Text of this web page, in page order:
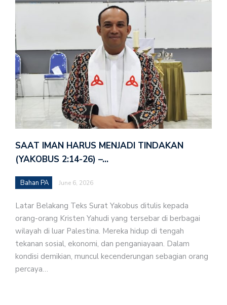
SAAT IMAN HARUS MENJADI TINDAKAN
(YAKOBUS 2:14-26) –…
Bahan PA June 6, 2026
Latar Belakang Teks Surat Yakobus ditulis kepada
orang-orang Kristen Yahudi yang tersebar di berbagai
wilayah di luar Palestina. Mereka hidup di tengah
tekanan sosial, ekonomi, dan penganiayaan. Dalam
kondisi demikian, muncul kecenderungan sebagian orang
percaya…